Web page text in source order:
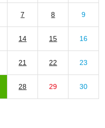
7 8 9
14 15 16
21 22 23
28 29 30